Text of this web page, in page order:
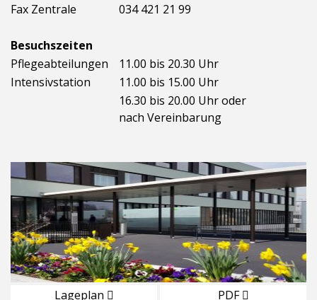
Fax Zentrale
034 421 21 99
Besuchszeiten
Pflegeabteilungen
11.00 bis 20.30 Uhr
Intensivstation
11.00 bis 15.00 Uhr
16.30 bis 20.00 Uhr oder
nach Vereinbarung
Lageplan PDF